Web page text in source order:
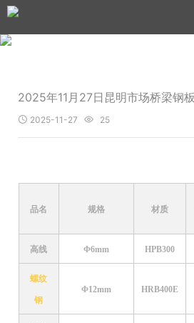
2025年11月27日昆明市场桥梁钢
 2025-11-27  25
品名 规格 材质
高线 Φ6mm HPB300
螺纹
钢
Φ12mm HRB400E